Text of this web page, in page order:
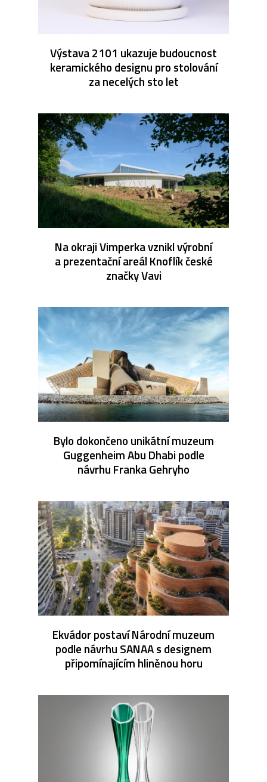
Výstava 2101 ukazuje budoucnost
keramického designu pro stolování
za necelých sto let
Na okraji Vimperka vznikl výrobní
a prezentační areál Knoflík české
značky Vavi
Bylo dokončeno unikátní muzeum
Guggenheim Abu Dhabi podle
návrhu Franka Gehryho
Ekvádor postaví Národní muzeum
podle návrhu SANAA s designem
připomínajícím hliněnou horu